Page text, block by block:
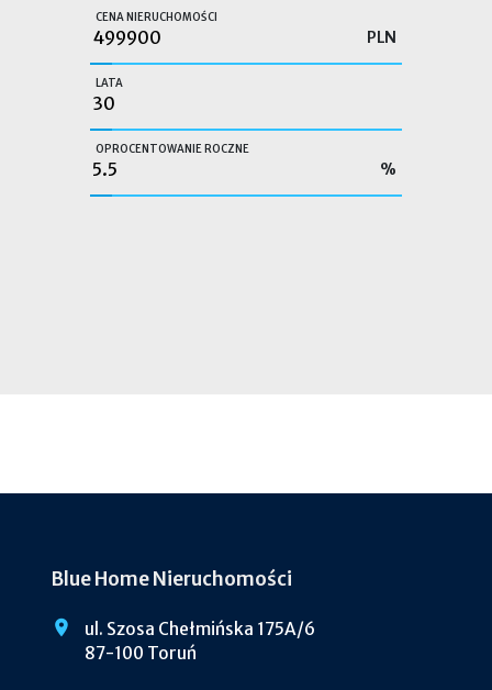
CENA NIERUCHOMOŚCI
PLN
LATA
OPROCENTOWANIE ROCZNE
%
Blue Home Nieruchomości
ul. Szosa Chełmińska 175A/6
87-100 Toruń